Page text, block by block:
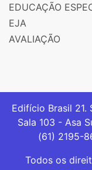
EDUCAÇÃO
EJA
AVALIAÇÃO
Edifício Brasil 21.
Sala 103 - Asa
(61) 2195-
Todos os